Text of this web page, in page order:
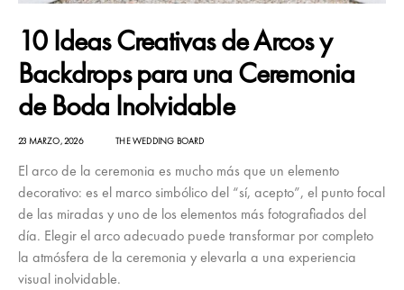
10 Ideas Creativas de Arcos y
Backdrops para una Ceremonia
de Boda Inolvidable
23 MARZO, 2026 THE WEDDING BOARD
El arco de la ceremonia es mucho más que un elemento
decorativo: es el marco simbólico del “sí, acepto”, el punto focal
de las miradas y uno de los elementos más fotografiados del
día. Elegir el arco adecuado puede transformar por completo
la atmósfera de la ceremonia y elevarla a una experiencia
visual inolvidable.